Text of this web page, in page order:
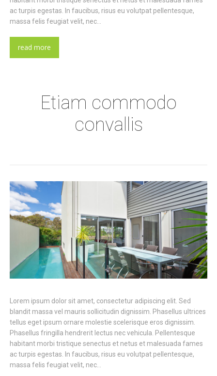
ac turpis egestas. In faucibus, risus eu volutpat pellentesque,
massa felis feugiat velit, nec…
read more
Etiam commodo
convallis
Lorem ipsum dolor sit amet, consectetur adipiscing elit. Sed
blandit massa vel mauris sollicitudin dignissim. Phasellus ultrices
tellus eget ipsum ornare molestie scelerisque eros dignissim.
Phasellus fringilla hendrerit lectus nec vehicula. Pellentesque
habitant morbi tristique senectus et netus et malesuada fames
ac turpis egestas. In faucibus, risus eu volutpat pellentesque,
massa felis feugiat velit, nec…